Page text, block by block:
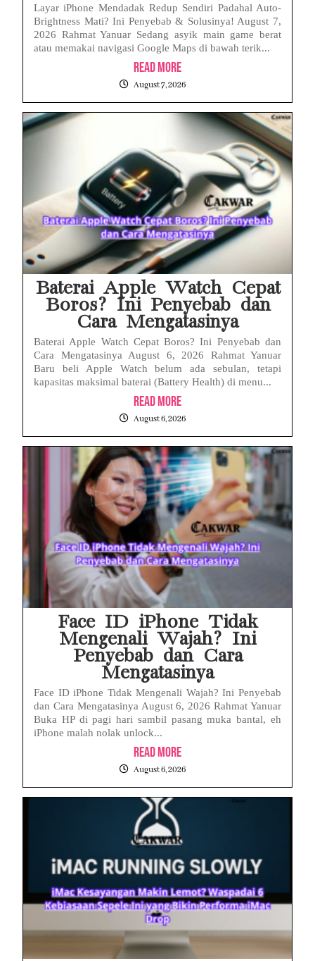
Layar iPhone Mendadak Redup Sendiri Padahal Auto-
Brightness Mati? Ini Penyebab & Solusinya! August 7,
2026 Rahmat Yanuar Sedang asyik main game berat
atau memakai navigasi Google Maps di bawah terik...
Read More
August 7, 2026
Baterai Apple Watch Cepat
Boros? Ini Penyebab dan
Cara Mengatasinya
Baterai Apple Watch Cepat Boros? Ini Penyebab dan
Cara Mengatasinya August 6, 2026 Rahmat Yanuar
Baru beli Apple Watch belum ada sebulan, tetapi
kapasitas maksimal baterai (Battery Health) di menu...
Read More
August 6, 2026
Face ID iPhone Tidak
Mengenali Wajah? Ini
Penyebab dan Cara
Mengatasinya
Face ID iPhone Tidak Mengenali Wajah? Ini Penyebab
dan Cara Mengatasinya August 6, 2026 Rahmat Yanuar
Buka HP di pagi hari sambil pasang muka bantal, eh
iPhone malah nolak unlock...
Read More
August 6, 2026